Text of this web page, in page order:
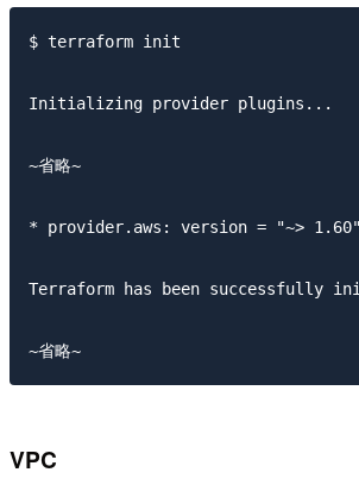
$ terraform init
Initializing provider plugins...
~省略~
* provider.aws: version = "~> 1.60"
Terraform has been successfully
VPC